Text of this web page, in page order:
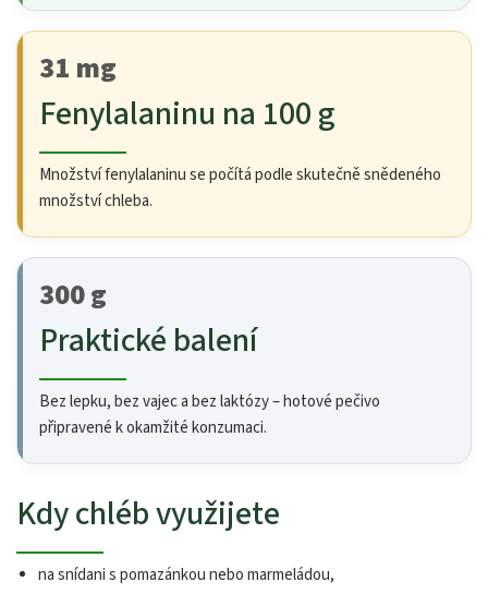
31 mg
Fenylalaninu na 100 g
Množství fenylalaninu se počítá podle skutečně snědeného
množství chleba.
300 g
Praktické balení
Bez lepku, bez vajec a bez laktózy – hotové pečivo
připravené k okamžité konzumaci.
Kdy chléb využijete
na snídani s pomazánkou nebo marmeládou,